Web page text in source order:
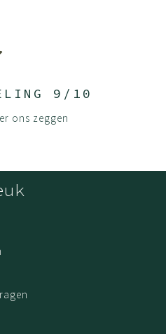
9/10
ons zeggen